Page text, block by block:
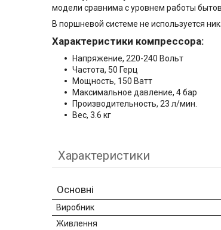
модели сравнима с уровнем работы
В поршневой системе не используется
Характеристики компрессора:
Напряжение, 220-240 Вольт
Частота, 50 Герц
Мощность, 150 Ватт
Максимальное давление, 4 бар
Производительность, 23 л/мин.
Вес, 3.6 кг
Характеристики
Основні
Виробник
Живлення